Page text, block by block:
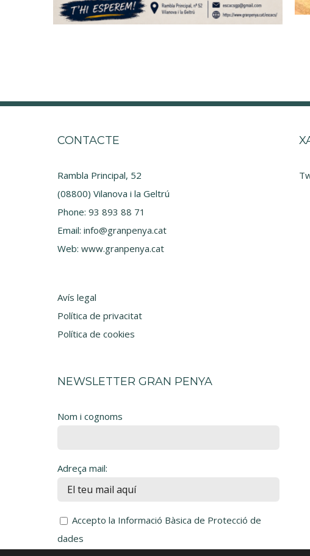
CONTACTE
Rambla Principal, 52
(08800) Vilanova i la Geltrú
Phone:93 893 88 71
Email:info@granpenya.cat
Web:www.granpenya.cat
Avís legal
Política de privacitat
Política de cookies
NEWSLETTER GRAN PENYA
Nom i cognoms
Adreça mail:
Accepto la Informació Bàsica de Protecció de
dades